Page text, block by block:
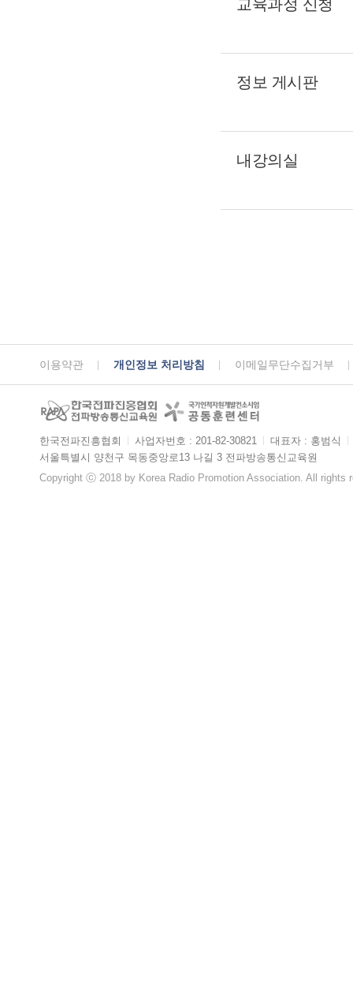
교육과정 신청
정보 게시판
내강의실
이용약관 개인정보 처리방침 이메일무단수집거부
한국전파진흥협회 사업자번호 : 201-82-30821 대표자 : 홍범식
서울특별시 양천구 목동중앙로13 나길 3 전파방송통신교육원
Copyright ⓒ 2018 by Korea Radio Promotion Association. All rights